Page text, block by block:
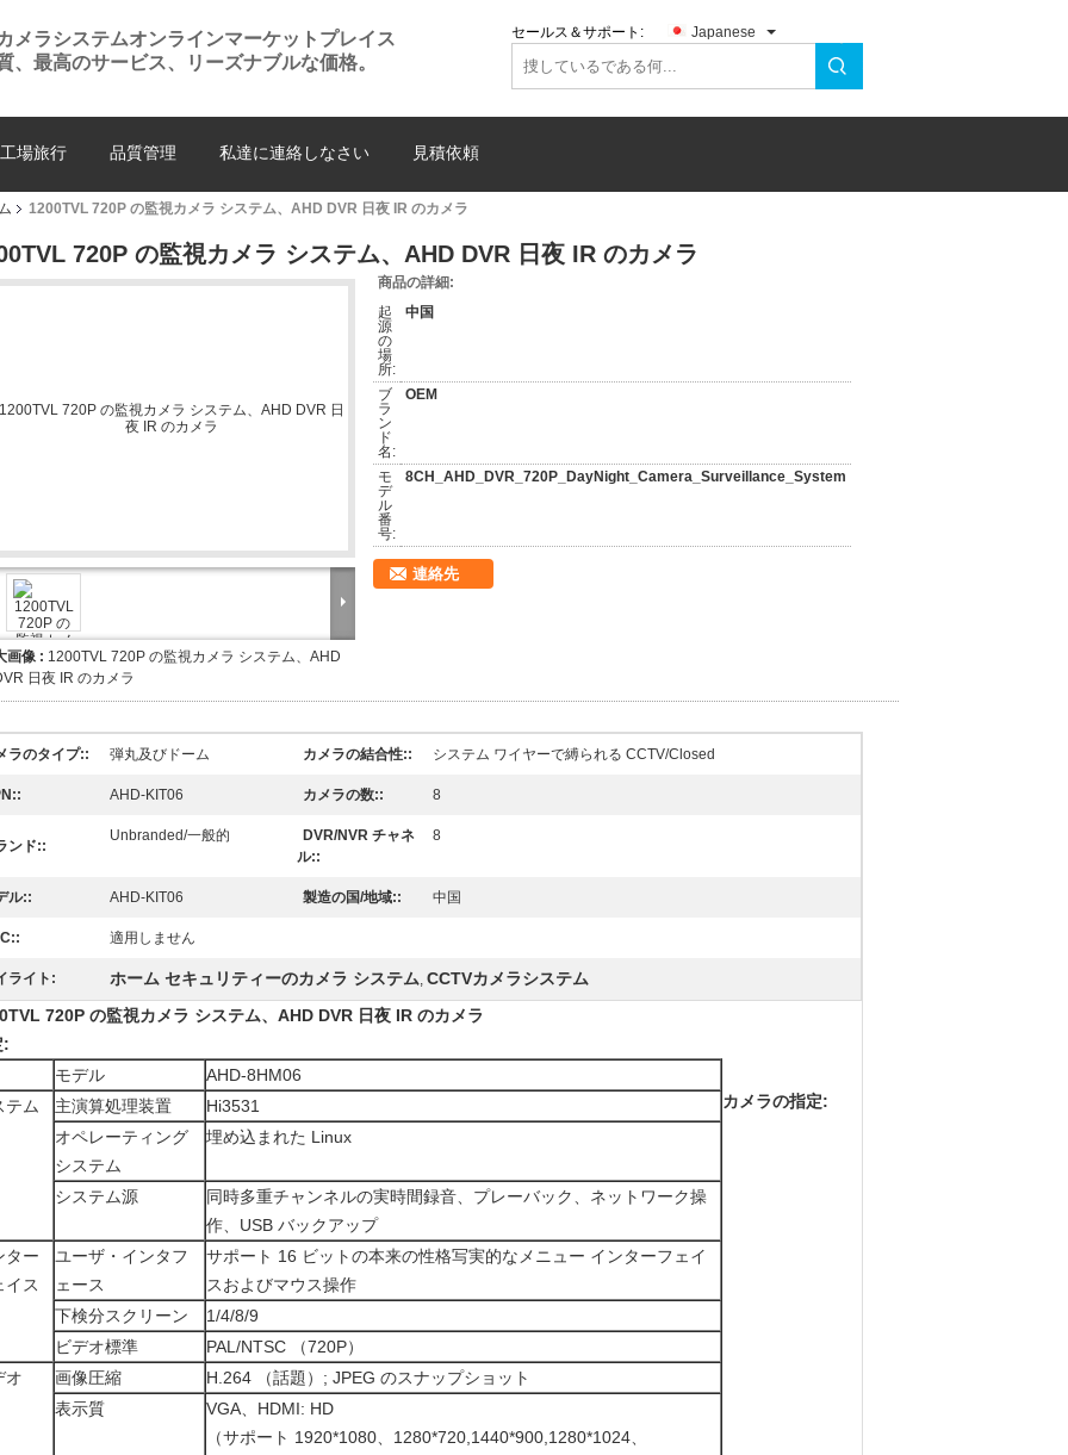
メラシステムオンラインマーケットプレイス
、最高のサービス、リーズナブルな価格。
セールス＆サポート: Japanese
工場旅行 品質管理 私達に連絡しなさい 見積依頼
1200TVL 720P の監視カメラ システム、AHD DVR 日夜 IR のカメラ
720P の監視カメラ システム、AHD DVR 日夜 IR のカメラ
画像 : 1200TVL 720P の監視カメラ システム、AHD
日夜 IR のカメラ
商品の詳細:
起
源
の
場
所:
中国
ブ
ラ
ン
ド
名:
OEM
モ
デ
ル
番
号:
8CH_AHD_DVR_720P_DayNight_Camera_Surveillance_System
連絡先
ラのタイプ:: 弾丸及びドーム カメラの結合性:: システム ワイヤーで縛られる CCTV/Closed
AHD-KIT06 カメラの数:: 8
ンド::
Unbranded/一般的
DVR/NVR チャネ
ル::
8
ル:: AHD-KIT06 製造の国/地域:: 中国
適用しません
ライト: ホーム セキュリティーのカメラ システム, CCTVカメラシステム
720P の監視カメラ システム、AHD DVR 日夜 IR のカメラ
:
モデル
AHD-8HM06
テム
主演算処理装置
Hi3531
オペレーティング
システム
埋め込まれた Linux
システム源
同時多重チャンネルの実時間録音、プレーバック、ネットワーク操
作、USB バックアップ
ター
イス
ユーザ・インタフ
ェース
サポート 16 ビットの本来の性格写実的なメニュー インターフェイ
スおよびマウス操作
下検分スクリーン
1/4/8/9
ビデオ標準
PAL/NTSC （720P）
オ
画像圧縮
H.264 （話題）; JPEG のスナップショット
表示質
VGA、HDMI: HD
（サポート 1920*1080、1280*720,1440*900,1280*1024、
カメラの指定: